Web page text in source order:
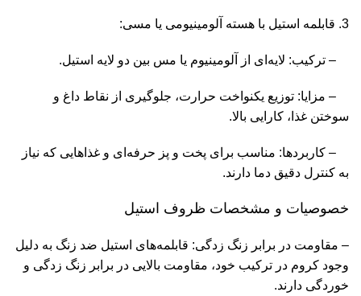
3. قابلمه استیل با هسته آلومینیومی یا مسی:
– ترکیب: لایه‌ای از آلومینیوم یا مس بین دو لایه استیل.
– مزایا: توزیع یکنواخت حرارت، جلوگیری از نقاط داغ و
سوختن غذا، کارایی بالا.
– کاربردها: مناسب برای پخت و پز حرفه‌ای و غذاهایی که نیاز
به کنترل دقیق دما دارند.
خصوصیات و مشخصات ظروف استیل
– مقاومت در برابر زنگ زدگی: قابلمه‌های استیل ضد زنگ به دلیل
وجود کروم در ترکیب خود، مقاومت بالایی در برابر زنگ زدگی و
خوردگی دارند.